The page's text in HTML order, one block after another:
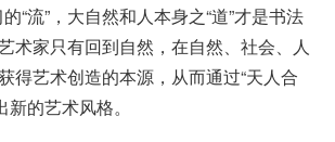
“流”，大自然和人本身之“道”才是书法
术家只有回到自然，在自然、社会、人
得艺术创造的本源，从而通过“天人合
的艺术风格。